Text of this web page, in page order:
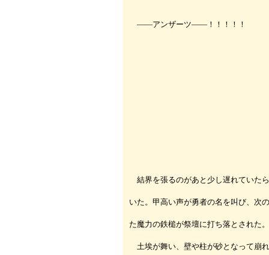
――アンザーツ――！！！！！
結界を張るのがあと少し遅れていた
いた。甲高い声が勇者の名を叫び、次
た魔力の鉄槌が祭壇に打ち落とされた。
土埃が舞い、壁や柱が砂となって崩